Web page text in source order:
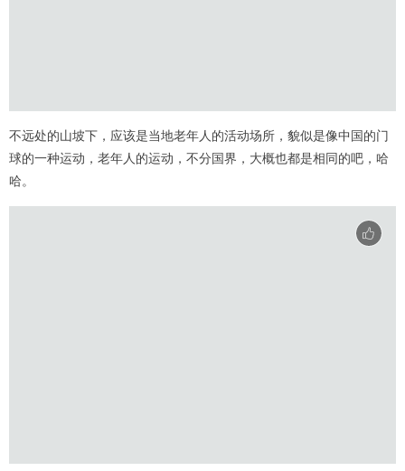
不远处的山坡下，应该是当地老年人的活动场所，貌似是像中国的门
球的一种运动，老年人的运动，不分国界，大概也都是相同的吧，哈
哈。